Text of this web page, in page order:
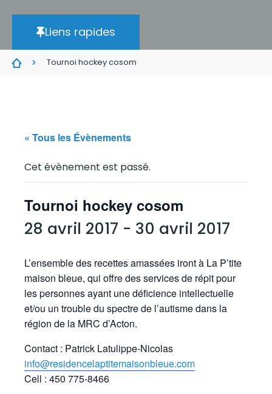
Liens rapides
Tournoi hockey cosom
« Tous les Évènements
Cet évènement est passé.
Tournoi hockey cosom
28 avril 2017 - 30 avril 2017
L’ensemble des recettes amassées iront à La P’tite
maison bleue, qui offre des services de répit pour
les personnes ayant une déficience intellectuelle
et/ou un trouble du spectre de l’autisme dans la
région de la MRC d’Acton.
Contact : Patrick Latulippe-Nicolas
info@residencelaptitemaisonbleue.com
Cell : 450 775-8466